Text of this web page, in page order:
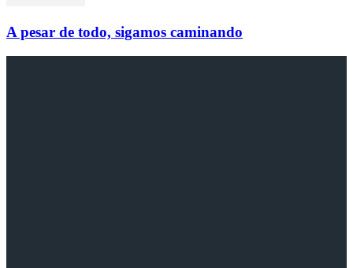
A pesar de todo, sigamos caminando